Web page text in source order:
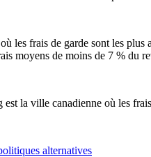
les frais de garde sont les
moyens de moins de 7 % du
la ville canadienne où les
alternatives